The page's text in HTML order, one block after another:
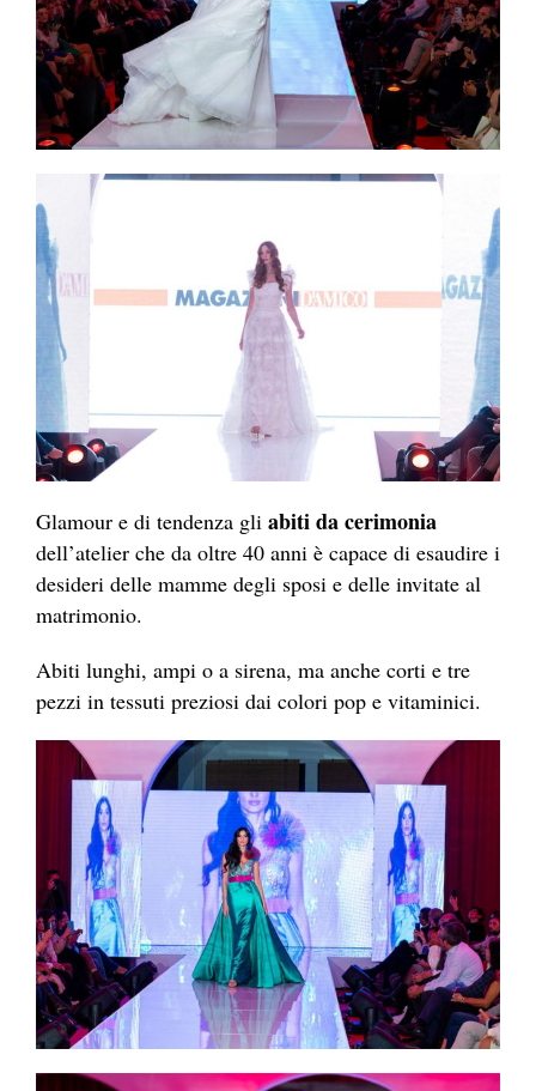
Glamour e di tendenza gli abiti da cerimonia
dell’atelier che da oltre 40 anni è capace di esaudire i
desideri delle mamme degli sposi e delle invitate al
matrimonio.
Abiti lunghi, ampi o a sirena, ma anche corti e tre
pezzi in tessuti preziosi dai colori pop e vitaminici.